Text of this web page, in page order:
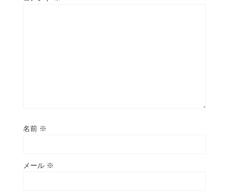
名前 ※
メール ※